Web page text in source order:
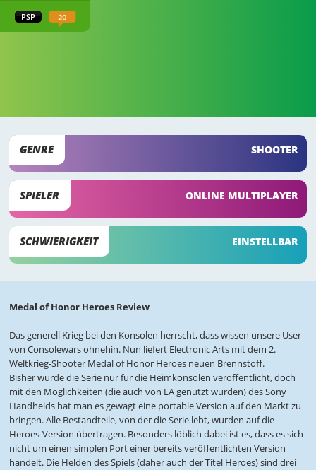
PSP 20
GENRE SHOOTER
SPIELER ONLINE MULTIPLAYER
SCHWIERIGKEIT EINSTELLBAR
Medal of Honor Heroes Review
Das generell Krieg bei den Konsolen herrscht, dass wissen unsere User
von Consolewars ohnehin. Nun liefert Electronic Arts mit dem 2.
Weltkrieg-Shooter Medal of Honor Heroes neuen Brennstoff.
Bisher wurde die Serie nur für die Heimkonsolen veröffentlicht, doch
mit den Möglichkeiten (die auch von EA genutzt wurden) des Sony
Handhelds hat man es gewagt eine portable Version auf den Markt zu
bringen. Alle Bestandteile, von der die Serie lebt, wurden auf die
Heroes-Version übertragen. Besonders löblich dabei ist es, dass es sich
nicht um einen simplen Port einer bereits veröffentlichten Version
handelt. Die Helden des Spiels (daher auch der Titel Heroes) sind drei